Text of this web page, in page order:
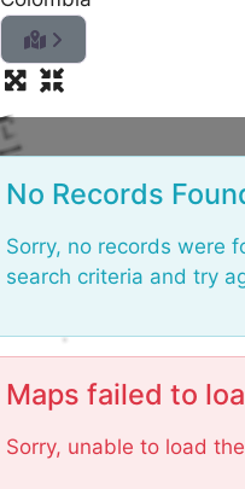
No Records
Sorry, no records were
search criteria and try
Maps failed to
Sorry, unable to load